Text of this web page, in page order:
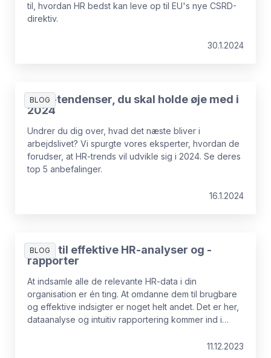
til, hvordan HR bedst kan leve op til EU's nye CSRD-
direktiv.
30.1.2024
BLOG
5 HR-tendenser, du skal holde øje med i
2024
Undrer du dig over, hvad det næste bliver i
arbejdslivet? Vi spurgte vores eksperter, hvordan de
forudser, at HR-trends vil udvikle sig i 2024. Se deres
top 5 anbefalinger.
16.1.2024
BLOG
5 trin til effektive HR-analyser og -
rapporter
At indsamle alle de relevante HR-data i din
organisation er én ting. At omdanne dem til brugbare
og effektive indsigter er noget helt andet. Det er her,
dataanalyse og intuitiv rapportering kommer ind i
11.12.2023